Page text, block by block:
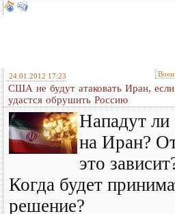
24.01.2012 17:23
США не будут атаковать Иран,
удастся обрушить Россию
Нападут
на Иран?
это
Когда будет
решение?